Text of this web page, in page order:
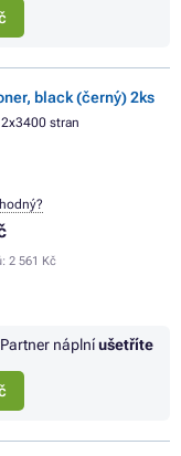
black (černý) 2ks
2x3400 stran
2 561 Kč
náplníušetříte